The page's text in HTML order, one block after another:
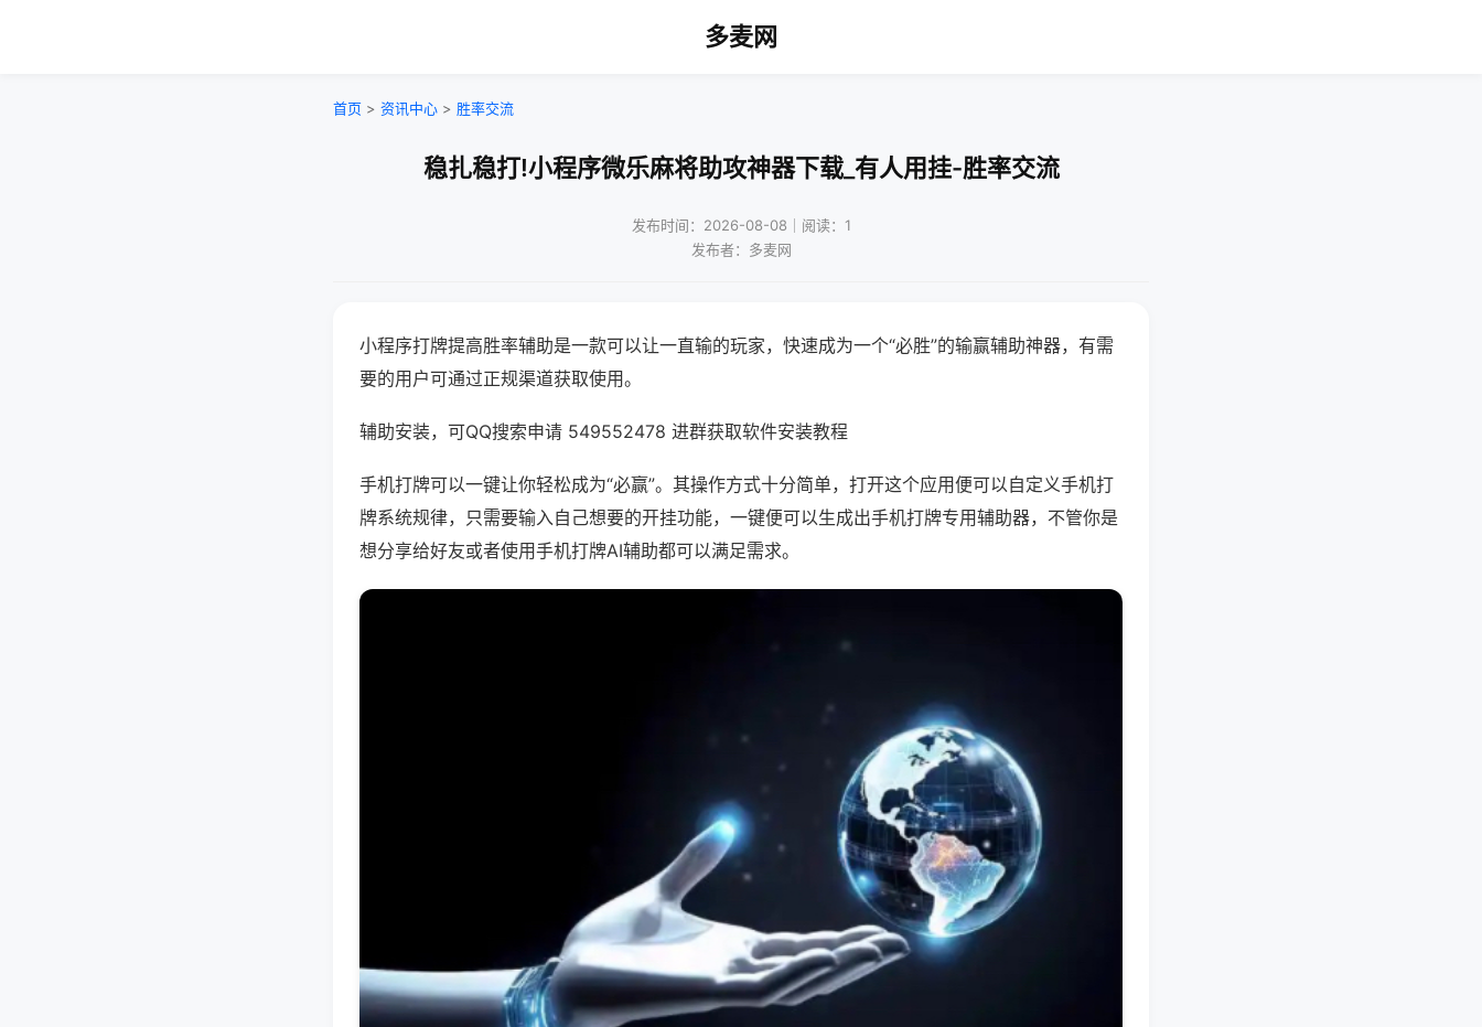
多麦网
首页 > 资讯中心 > 胜率交流
稳扎稳打!小程序微乐麻将助攻神器下载_有人用挂-胜率交流
发布时间：2026-08-08｜阅读：1
发布者：多麦网
小程序打牌提高胜率辅助是一款可以让一直输的玩家，快速成为一个“必胜”的输赢辅助神器，有需
要的用户可通过正规渠道获取使用。
辅助安装，可QQ搜索申请 549552478 进群获取软件安装教程
手机打牌可以一键让你轻松成为“必赢”。其操作方式十分简单，打开这个应用便可以自定义手机打
牌系统规律，只需要输入自己想要的开挂功能，一键便可以生成出手机打牌专用辅助器，不管你是
想分享给好友或者使用手机打牌AI辅助都可以满足需求。